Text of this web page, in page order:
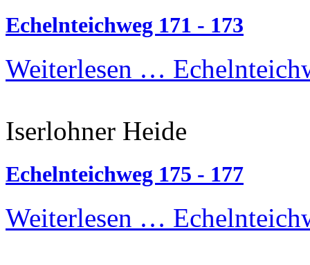
Echelnteichweg 171 - 173
Weiterlesen …
Iserlohner Heide
Echelnteichweg 175 - 177
Weiterlesen …